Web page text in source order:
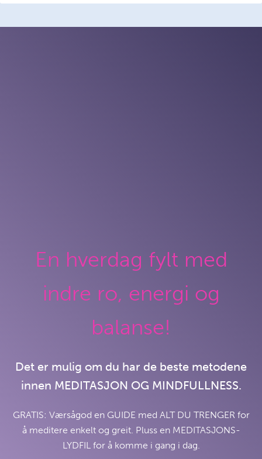
En hverdag fylt med
indre ro, energi og
balanse!
Det er mulig om du har de beste metodene
innen MEDITASJON OG MINDFULLNESS.
GRATIS: Værsågod en GUIDE med ALT DU TRENGER for
å meditere enkelt og greit. Pluss en MEDITASJONS-
LYDFIL for å komme i gang i dag.